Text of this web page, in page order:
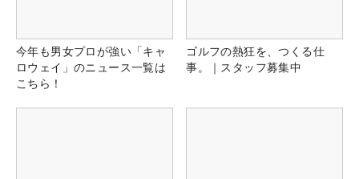
今年も男女プロが強い「キャ
ロウェイ」のニュース一覧は
こちら！
ゴルフの熱狂を、つくる仕
事。｜スタッフ募集中